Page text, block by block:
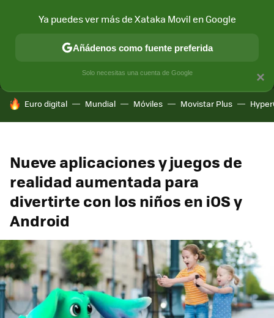
MÓVIL Y SOCIEDAD APLICACIONES
HOY SE HABLA DE
Euro digital Mundial Móviles Movistar Plus
Nueve aplicaciones y juegos de
realidad aumentada para
divertirte con los niños en iOS y
Android
×
Ya puedes ver más de Xataka Movil en Google
Añádenos como fuente preferida
Solo necesitas una cuenta de Google